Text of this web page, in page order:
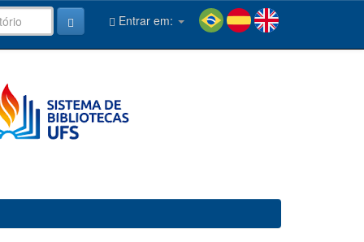
Entrar em: